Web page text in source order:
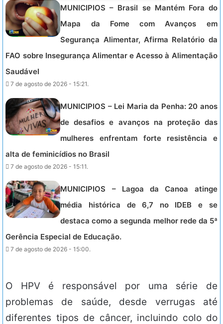
MUNICIPIOS – Brasil se Mantém Fora do
Mapa da Fome com Avanços em
Segurança Alimentar, Afirma Relatório da
FAO sobre Insegurança Alimentar e Acesso à Alimentação
Saudável
7 de agosto de 2026 - 15:21.
MUNICIPIOS – Lei Maria da Penha: 20 anos
de desafios e avanços na proteção das
mulheres enfrentam forte resistência e
alta de feminicídios no Brasil
7 de agosto de 2026 - 15:11.
MUNICIPIOS – Lagoa da Canoa atinge
média histórica de 6,7 no IDEB e se
destaca como a segunda melhor rede da 5ª
Gerência Especial de Educação.
7 de agosto de 2026 - 15:00.
O HPV é responsável por uma série de
problemas de saúde, desde verrugas até
diferentes tipos de câncer, incluindo colo do